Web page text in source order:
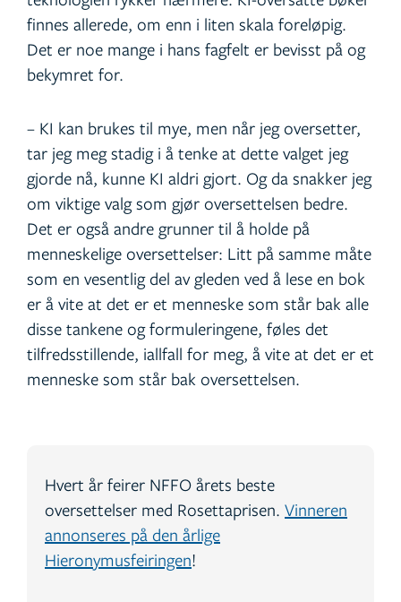
finnes allerede, om enn i liten skala foreløpig.
Det er noe mange i hans fagfelt er bevisst på og
bekymret for.
– KI kan brukes til mye, men når jeg oversetter,
tar jeg meg stadig i å tenke at dette valget jeg
gjorde nå, kunne KI aldri gjort. Og da snakker jeg
om viktige valg som gjør oversettelsen bedre.
Det er også andre grunner til å holde på
menneskelige oversettelser: Litt på samme måte
som en vesentlig del av gleden ved å lese en bok
er å vite at det er et menneske som står bak alle
disse tankene og formuleringene, føles det
tilfredsstillende, iallfall for meg, å vite at det er et
menneske som står bak oversettelsen.
Hvert år feirer NFFO årets beste
oversettelser med Rosettaprisen. Vinneren
annonseres på den årlige
Hieronymusfeiringen!